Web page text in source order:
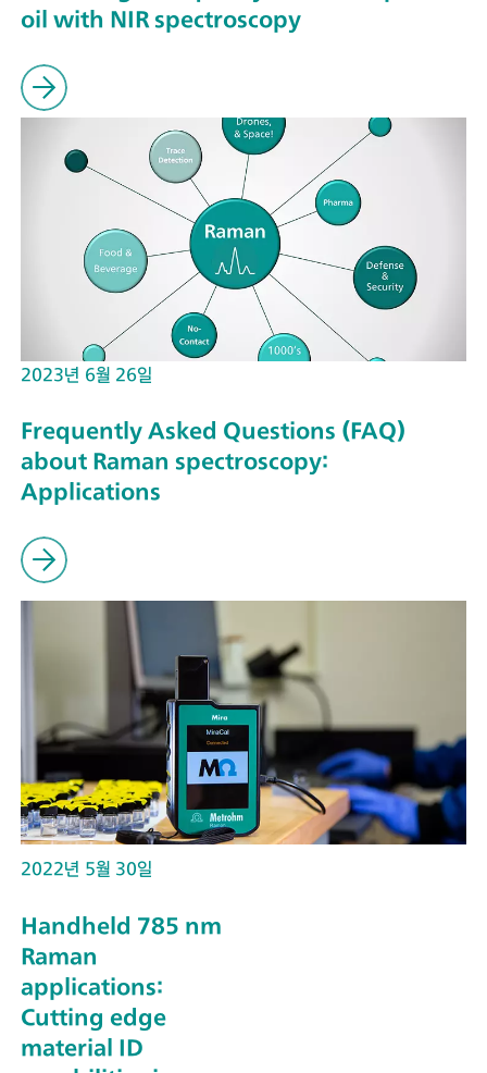
oil with NIR spectroscopy
2023년 6월 26일
Frequently Asked Questions (FAQ)
about Raman spectroscopy:
Applications
2022년 5월 30일
Handheld 785 nm
Raman
applications:
Cutting edge
material ID